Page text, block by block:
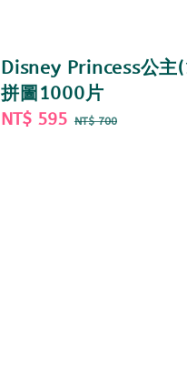
Disney Princess公主
拼圖1000片
Sale
NT$ 595 Regular
NT$ 700